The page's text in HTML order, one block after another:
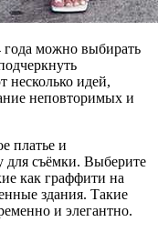
можно выбирать
несколько идей,
неповторимых и
платье и
для съёмки. Выберите
как граффити на
здания. Такие
и элегантно.